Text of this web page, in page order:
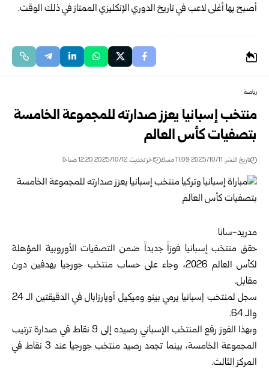
أصبح بها أغلى لاعب في تاريخ الدوري الإنكليزي الممتاز في ذلك الوقت.
رياضة
منتخب إسبانيا يعزز صدارته للمجموعة الخامسة
بتصفيات كأس العالم
تاريخ النشر: 2025/10/11 11:09 مساءً اخر تحديث: 2025/10/12 12:20 صباحًا
مدريد-سانا
حقق منتخب إسبانيا فوزاً جديداً ضمن التصفيات الأوروبية المؤهلة
لكأس العالم 2026، وجاء على حساب منتخب جورجيا بهدفين دون
مقابل.
سجل لمنتخب إسبانيا يرمي بينو وميكيل أويارزابال في الدقيقتين الـ 24
والـ 64.
وبهذا الفوز رفع المنتخب الإسباني رصيده إلى 9 نقاط في صدارة ترتيب
المجموعة الخامسة، بينما تجمد رصيد منتخب جورجيا عند 3 نقاط في
المركز الثالث.